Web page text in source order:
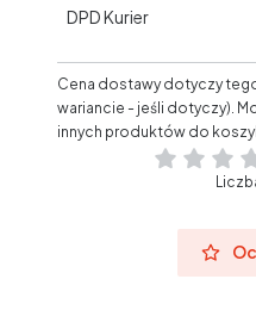
DPD Kurier
Cena dostawy dotyczy
wariancie - jeśli dotyczy).
innych produktów do